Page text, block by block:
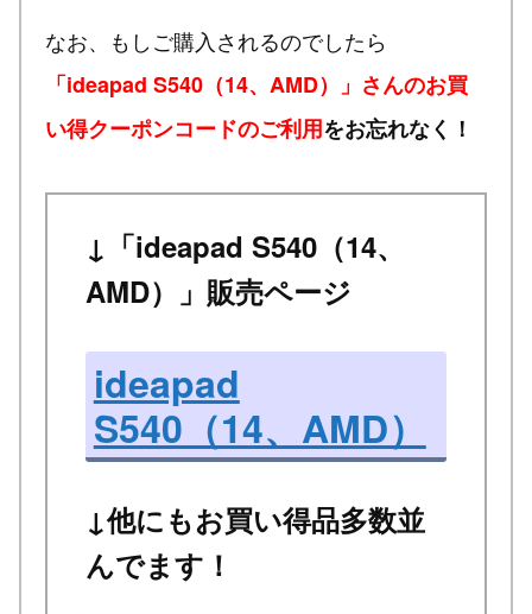
なお、もしご購入されるのでしたら
「ideapad S540（14、AMD）」さんのお買
い得クーポンコードのご利用をお忘れなく！
↓「ideapad S540（14、
AMD）」販売ページ
ideapad
S540（14、AMD）
↓他にもお買い得品多数並
んでます！